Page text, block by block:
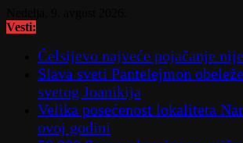
to
Vesti:
Čelsijevo najveće pojačanje
Slava sveti Pantelejmon
svetog Joanikija
Velika posećenost lokaliteta
ovoj godini